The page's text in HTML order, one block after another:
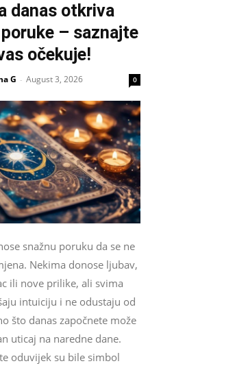
danas otkriva
– saznajte
očekuje!
G - August 3, 2026 0
snažnu poruku da se ne
Nekima donose ljubav,
ili nove prilike, ali svima
intuiciju i ne odustaju od
što danas započnete može
uticaj na naredne dane.
oduvijek su bile simbol